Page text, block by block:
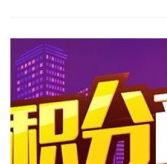
是扩大品牌影响力等，不同的目
略。 2、积分体系…